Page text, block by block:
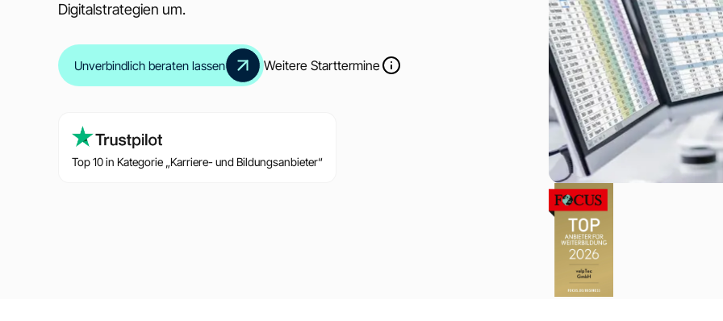
Digitalstrategien um.
Unverbindlich beraten lassen Weitere Starttermine
Top 10 in Kategorie „Karriere- und Bildungsanbieter“